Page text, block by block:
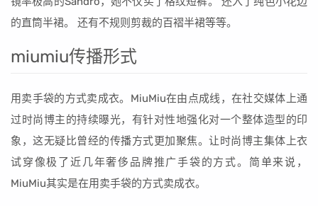
的直筒半裙。 还有不规则剪裁的百褶半裙等等。
miumiu传播形式
用卖手袋的方式卖成衣。MiuMiu在由点成线，在社交媒体上通
过时尚博主的持续曝光，有针对性地强化对一个整体造型的印
象，这无疑比曾经的传播方式更加聚焦。让时尚博主集体上衣
试穿像极了近几年奢侈品牌推广手袋的方式。简单来说，
MiuMiu其实是在用卖手袋的方式卖成衣。